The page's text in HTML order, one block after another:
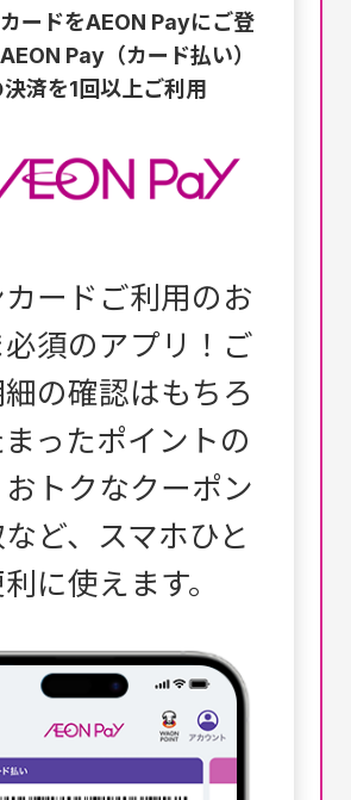
ードをAEON Payにご登
AEON Pay（カード払い）
決済を1回以上ご利用
ードご利用のお
須のアプリ！ご
の確認はもちろ
まったポイントの
トクなクーポン
ど、スマホひと
に使えます。